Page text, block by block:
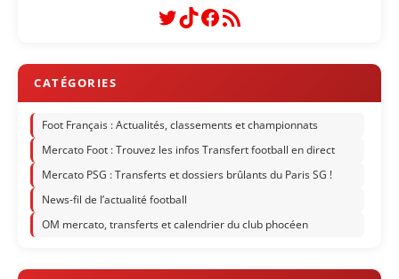
Twitter
TikTok
Facebook
Flux RSS
Foot Français : Actualités, classements et championnats
Mercato Foot : Trouvez les infos Transfert football en direct
Mercato PSG : Transferts et dossiers brûlants du Paris SG !
News-fil de l’actualité football
OM mercato, transferts et calendrier du club phocéen